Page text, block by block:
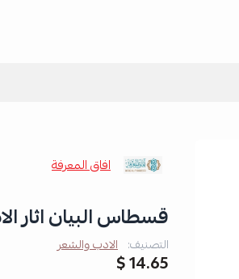
افاق المعرفة
قسطاس البيان اثار
التصنيف: الادب والشعر
14.65 $